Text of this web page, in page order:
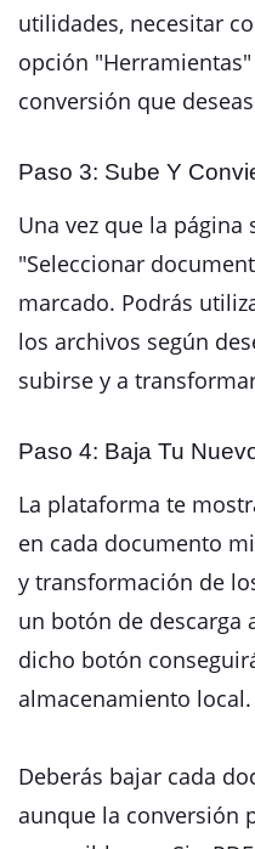
utilidades, necesitar
opción
conversión que
Paso 3: Sube Y
Una vez que la página
"Seleccionar
marcado. Podrás
los archivos según
subirse y a
Paso 4: Baja Tu
La plataforma te
en cada documento
y transformación de
un botón de descarga
dicho botón
almacenamiento local.
Deberás bajar cada
aunque la conversión